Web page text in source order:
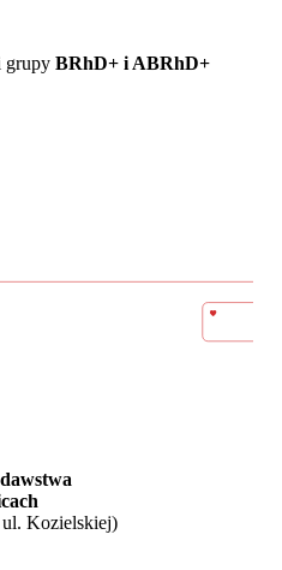
grupy BRhD+ i ABRhD+
ul. Kozielskiej)